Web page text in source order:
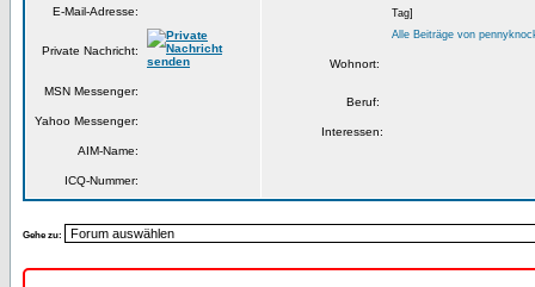
Tag]
Alle Beiträge von
Wohnort:
Beruf:
Interessen:
E-Mail-Adresse:
Private Nachricht:
MSN Messenger:
Yahoo Messenger:
AIM-Name:
ICQ-Nummer:
Gehe zu: